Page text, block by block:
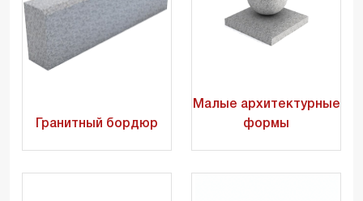
Гранитный бордюр
Малые архитектурные
формы